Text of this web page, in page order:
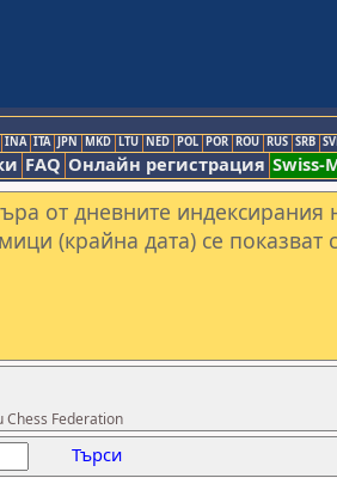
INA ITA JPN MKD LTU NED POL POR ROU RUS SRB
FAQ Онлайн регистрация Swiss-
от дневните индексирания
(крайна дата) се показват
Federation
Търси